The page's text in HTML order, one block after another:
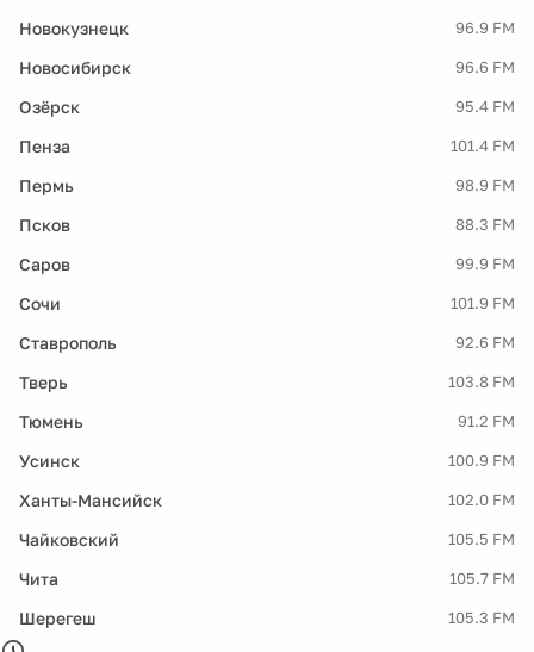
Новокузнецк 96.9 FM
Новосибирск 96.6 FM
Озёрск 95.4 FM
Пенза 101.4 FM
Пермь 98.9 FM
Псков 88.3 FM
Саров 99.9 FM
Сочи 101.9 FM
Ставрополь 92.6 FM
Тверь 103.8 FM
Тюмень 91.2 FM
Усинск 100.9 FM
Ханты-Мансийск 102.0 FM
Чайковский 105.5 FM
Чита 105.7 FM
Шерегеш 105.3 FM